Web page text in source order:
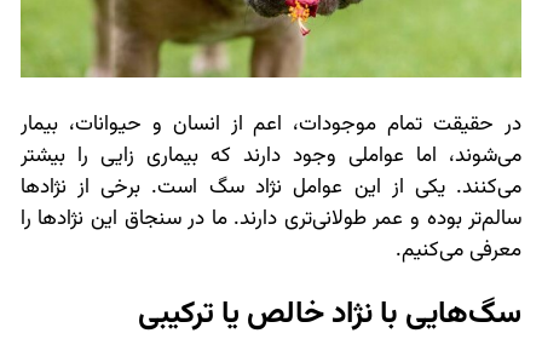
در حقیقت تمام موجودات، اعم از انسان و حیوانات، بیمار
می‌شوند، اما عواملی وجود دارند که بیماری زایی را بیشتر
می‌کنند. یکی از این عوامل نژاد سگ است. برخی از نژادها
سالم‌تر بوده و عمر طولانی‌تری دارند. ما در سنجاق این نژادها را
معرفی می‌کنیم.
سگ‌هایی با نژاد خالص یا ترکیبی